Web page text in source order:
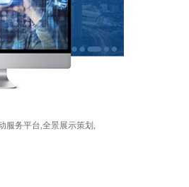
服务平台,全景展示策划,